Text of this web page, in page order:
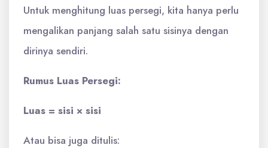
Untuk menghitung luas persegi, kita hanya perlu
mengalikan panjang salah satu sisinya dengan
dirinya sendiri.
Rumus Luas Persegi:
Luas = sisi × sisi
Atau bisa juga ditulis: